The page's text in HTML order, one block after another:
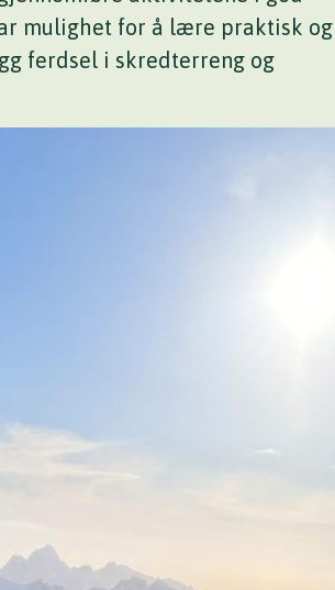
mulighet for å lære praktisk og
ferdsel i skredterreng og